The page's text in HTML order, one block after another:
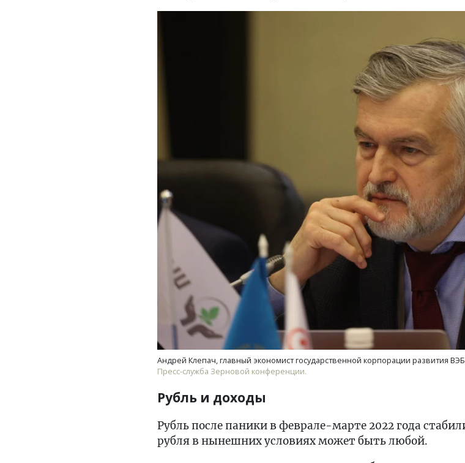
Андрей Клепач, главный экономист государственной корпорации развития
Пресс-служба Зерновой конференции.
Рубль и доходы
Рубль после паники в феврале-марте 2022 года
рубля в нынешних условиях может быть любой.